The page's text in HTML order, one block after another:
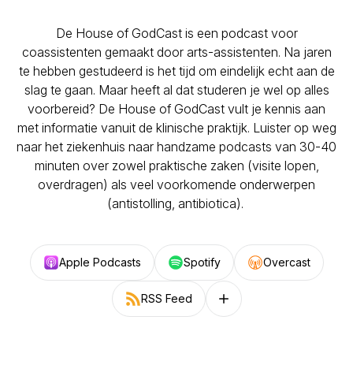
De House of GodCast is een podcast voor
coassistenten gemaakt door arts-assistenten. Na jaren
te hebben gestudeerd is het tijd om eindelijk echt aan de
slag te gaan. Maar heeft al dat studeren je wel op alles
voorbereid? De House of GodCast vult je kennis aan
met informatie vanuit de klinische praktijk. Luister op weg
naar het ziekenhuis naar handzame podcasts van 30-40
minuten over zowel praktische zaken (visite lopen,
overdragen) als veel voorkomende onderwerpen
(antistolling, antibiotica).
Apple Podcasts Spotify Overcast
RSS Feed Follow on other platforms